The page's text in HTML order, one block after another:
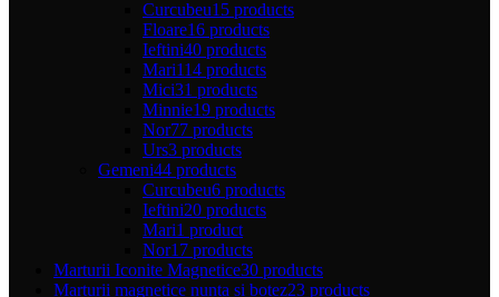
Curcubeu15 products
Floare16 products
Ieftini40 products
Mari114 products
Mici31 products
Minnie19 products
Nor77 products
Urs3 products
Gemeni44 products
Curcubeu6 products
Ieftini20 products
Mari1 product
Nor17 products
Marturii Iconite Magnetice30 products
Marturii magnetice nunta si botez23 products